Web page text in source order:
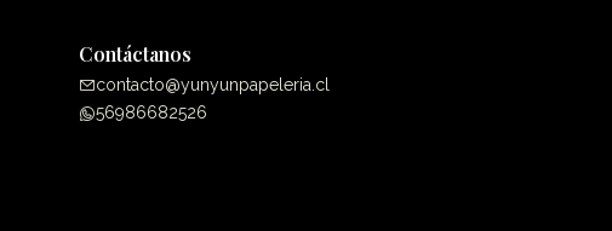
Contáctanos
contacto@yunyunpapeleria.cl
56986682526